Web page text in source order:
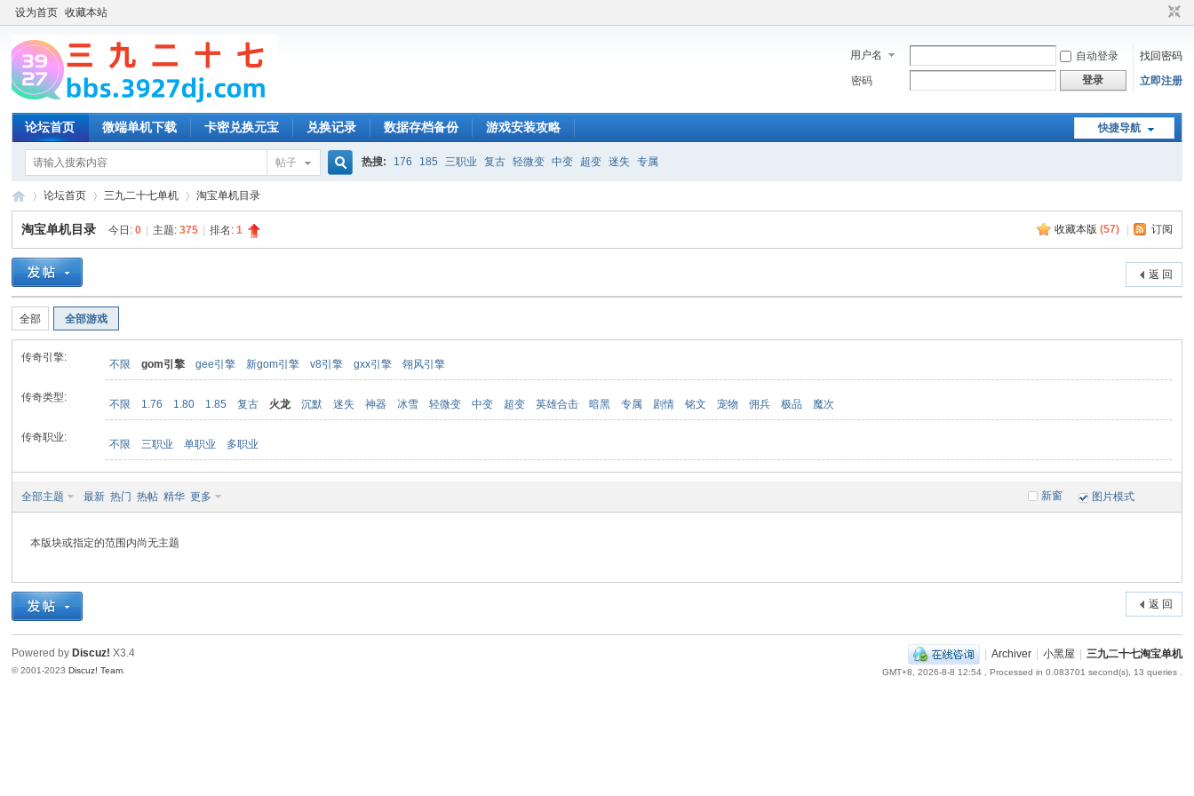
设为首页 收藏本站
用户名 自动登录
找回密码
密码
登录 立即注册
快捷导航
论坛首页 微端单机下载 卡密兑换元宝 兑换记录 数据存档备份 游戏安装攻略
帖子 热搜: 176 185 三职业 复古 轻微变 中变 超变 迷失 专属
»
论坛首页 三九二十七单机 淘宝单机目录
收藏本版 (57) 订阅
淘宝单机目录 今日:0 主题:375 排名:1
返 回
全部 全部游戏
传奇引擎:
不限 gom引擎 gee引擎 新gom引擎 v8引擎 gxx引擎 翎风引擎
传奇类型:
不限 1.76 1.80 1.85 复古 火龙 沉默 迷失 神器 冰雪 轻微变 中变 超变 英雄合击 暗黑 专属 剧情 铭文 宠物 佣兵 极品 魔次
传奇职业:
不限 三职业 单职业 多职业
新窗
全部主题 最新 热门 热帖 精华 更多 图片模式
本版块或指定的范围内尚无主题
返 回
| Archiver | 小黑屋 | 三九二十七淘宝单机
GMT+8, 2026-8-8 12:54, Processed in 0.083701 second(s), 13 queries .
Powered by Discuz! X3.4
© 2001-2023Discuz! Team